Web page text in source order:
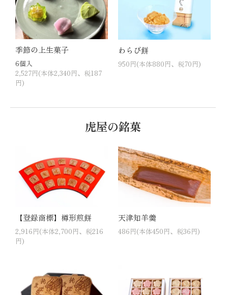
季節の上生菓子
6個入
2,527円(本体2,340円、税187
円)
わらび餅
950円(本体880円、税70円)
虎屋の銘菓
【登録商標】樽形煎餅
2,916円(本体2,700円、税216
円)
天津知羊羹
486円(本体450円、税36円)